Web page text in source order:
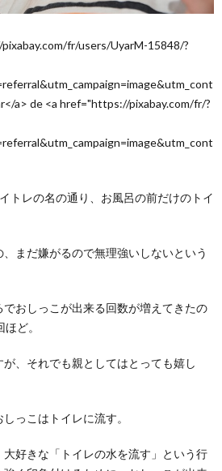
fr/users/UyarM-15848/?
a> de <a href="https://pixabay.com/fr/?
トレの名の通り、お風呂の前だけのトイ
まだ嫌がるので無理強いしないという
おしっこが出来る回数が増えてきたの
ど。
、それでも親としてはとっても嬉し
っこはトイレに流す。
好きな「トイレの水を流す」という行